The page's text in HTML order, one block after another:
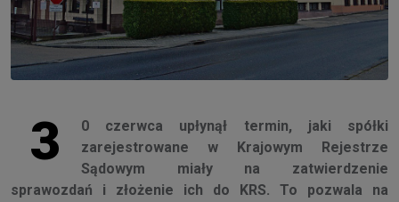
3
0 czerwca upłynął termin, jaki spółki
zarejestrowane w Krajowym Rejestrze
Sądowym miały na zatwierdzenie
sprawozdań i złożenie ich do KRS. To pozwala na